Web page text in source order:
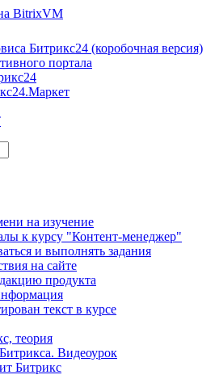
BitrixVM
Битрикс24 (коробочная версия)
портала
на изучение
к курсу "Контент-менеджер"
и выполнять задания
на сайте
продукта
текст в курсе
теория
Видеоурок
Битрикс